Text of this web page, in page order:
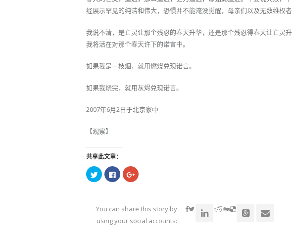
经展示罕见的纯洁和伟大，恐惧并不能淹没觉醒，母亲们以及无数维权
我说不清，是亡灵让那个残忍的春天升华，还是那个残忍得春天让亡灵
我将活在对那个春天许下的诺言中。
如果我是一枝烟，就用燃烧兑现诺言。
如果我烧完，就用灰烬兑现诺言。
2007年6月2日于北京家中
【观察】
共享此文章：
点
击
共
享
（在
新
点
击
共
享
（在
新
点
击
共
享
（在
新
You can share this story by
using your social accounts: